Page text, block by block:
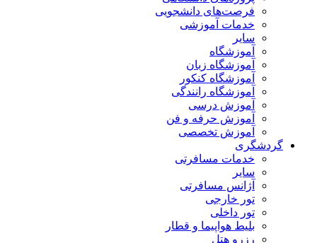
فرصت‌های دانشجویی
خدمات آموزشی
سایر
آموزشگاه
آموزشگاه زبان
آموزشگاه کنکور
آموزشگاه رانندگی
آموزش درسی
آموزش حرفه و فن
آموزش تخصصی
گردشگری
خدمات مسافرتی
سایر
آژانس مسافرتی
تور خارجی
تور داخلی
بلیط هواپیما و قطار
رزرو هتل